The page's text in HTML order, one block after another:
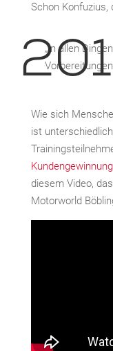
Schon Konfuzius,
„In allen
Vorbereitungen
Wie sich
ist
diesem Video,
Motorworld